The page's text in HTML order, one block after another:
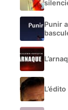
Punir